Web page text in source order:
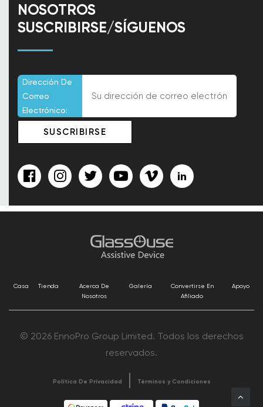
NOSOTROS
SUSCRIBIRSE/SÍGUENOS
Dirección De
Correo
Electrónico:
Casa Tienda
Acerca De
Nosotros
Galería
Convertirse En
Afiliado
Apoyo
© 2026 EnnoPro Group Limited. Todos los derechos
reservados.
Política De Privacidad Términos y Condiciones